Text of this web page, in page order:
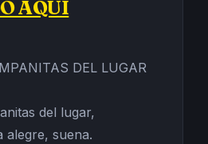
AQUÍ
DEL LUGAR
del lugar,
alegre, suena.